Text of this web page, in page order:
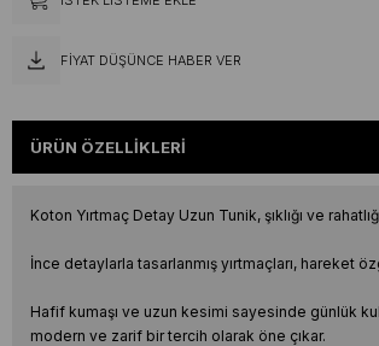
FIYAT DÜŞÜNCE HABER VER
ÜRÜN ÖZELLIKLERI
Koton Yırtmaç Detay Uzun Tunik, şıklığı ve
İnce detaylarla tasarlanmış yırtmaçları, hareket
Hafif kumaşı ve uzun kesimi sayesinde günlük
modern ve zarif bir tercih olarak öne çıkar.